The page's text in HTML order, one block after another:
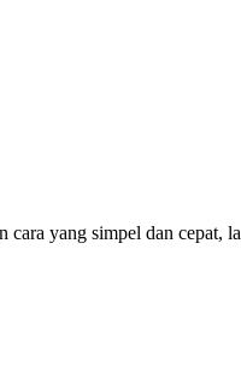
yang simpel dan cepat,